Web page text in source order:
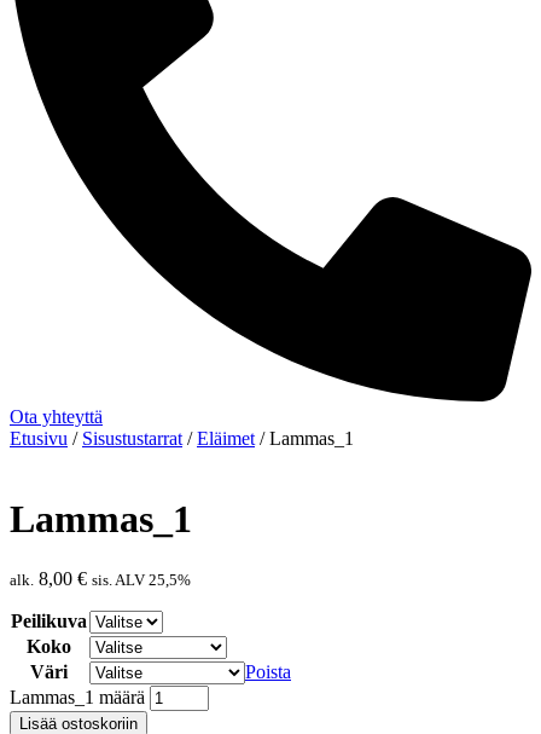
Ota yhteyttä
Etusivu / Sisustustarrat /Eläimet / Lammas_1
Lammas_1
alk. 8,00 € sis. ALV 25,5%
Peilikuva
Koko
Väri
Poista
Lammas_1 määrä
Lisää ostoskoriin